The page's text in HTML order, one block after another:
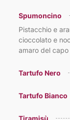
Spumoncino
Pistacchio e
cioccolato e
amaro del capo
Tartufo Nero
Tartufo Bianco